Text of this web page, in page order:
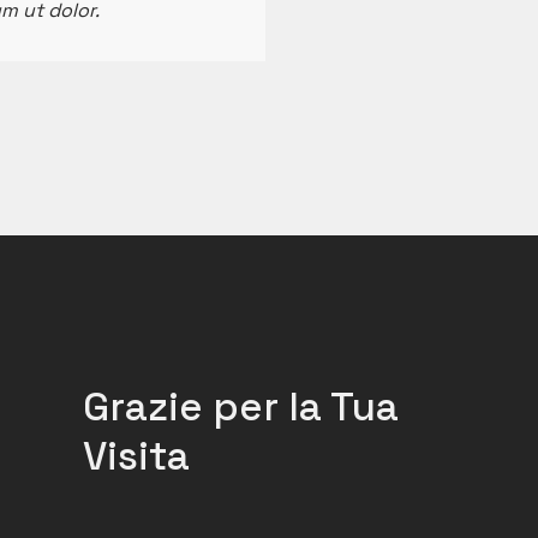
ut dolor.
Grazie per la Tua
Visita